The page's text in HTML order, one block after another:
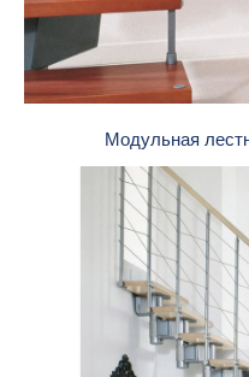
Модульная